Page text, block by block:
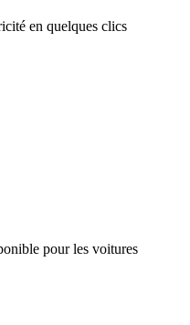
en quelques clics
pour les voitures